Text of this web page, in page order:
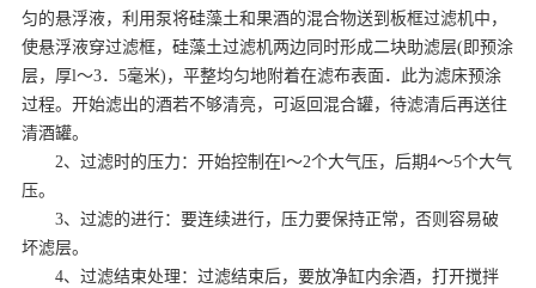
匀的悬浮液，利用泵将硅藻土和果酒的混合物送到板框过滤机中，
使悬浮液穿过滤框，硅藻土过滤机两边同时形成二块助滤层(即预涂
层，厚l～3．5毫米)，平整均匀地附着在滤布表面．此为滤床预涂
过程。开始滤出的酒若不够清亮，可返回混合罐，待滤清后再送往
清酒罐。
2、过滤时的压力：开始控制在l～2个大气压，后期4～5个大气
压。
3、过滤的进行：要连续进行，压力要保持正常，否则容易破
坏滤层。
4、过滤结束处理：过滤结束后，要放净缸内余酒，打开搅拌